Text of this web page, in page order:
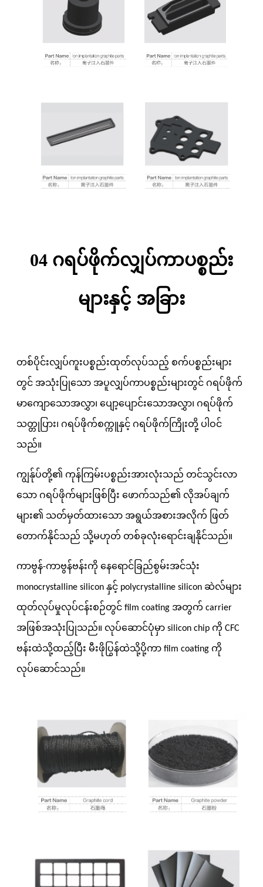
04 ဂရပ်ဖိုက်လျှပ်ကာပစ္စည်း
များနှင့် အခြား
တစ်ပိုင်းလျှပ်ကူးပစ္စည်းထုတ်လုပ်သည့် စက်ပစ္စည်းများ
တွင် အသုံးပြုသော အပူလျှပ်ကာပစ္စည်းများတွင် ဂရပ်ဖိုက်
မာကျောသောအလွှာ၊ ပျော့ပျောင်းသောအလွှာ၊ ဂရပ်ဖိုက်
သတ္တုပြား၊ ဂရပ်ဖိုက်စက္ကူနှင့် ဂရပ်ဖိုက်ကြိုးတို့ ပါဝင်
သည်။
ကျွန်ုပ်တို့၏ ကုန်ကြမ်းပစ္စည်းအားလုံးသည် တင်သွင်းလာ
သော ဂရပ်ဖိုက်များဖြစ်ပြီး ဖောက်သည်၏ လိုအပ်ချက်
များ၏ သတ်မှတ်ထားသော အရွယ်အစားအလိုက် ဖြတ်
တောက်နိုင်သည် သို့မဟုတ် တစ်ခုလုံးရောင်းချနိုင်သည်။
ကာဗွန်-ကာဗွန်ဗန်းကို နေရောင်ခြည်စွမ်းအင်သုံး
monocrystalline silicon နှင့် polycrystalline silicon ဆဲလ်များ
ထုတ်လုပ်မှုလုပ်ငန်းစဉ်တွင် film coating အတွက် carrier
အဖြစ်အသုံးပြုသည်။ လုပ်ဆောင်ပုံမှာ silicon chip ကို CFC
ဗန်းထဲသို့ထည့်ပြီး မီးဖိုပြွန်ထဲသို့ပို့ကာ film coating ကို
လုပ်ဆောင်သည်။